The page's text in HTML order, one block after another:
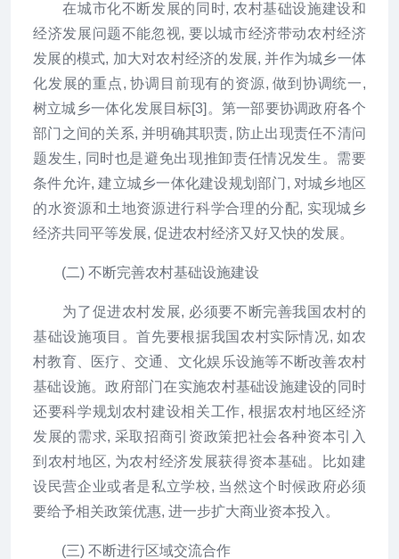
在城市化不断发展的同时, 农村基础设施建设和
经济发展问题不能忽视, 要以城市经济带动农村经济
发展的模式, 加大对农村经济的发展, 并作为城乡一体
化发展的重点, 协调目前现有的资源, 做到协调统一,
树立城乡一体化发展目标[3]。第一部要协调政府各个
部门之间的关系, 并明确其职责, 防止出现责任不清问
题发生, 同时也是避免出现推卸责任情况发生。需要
条件允许, 建立城乡一体化建设规划部门, 对城乡地区
的水资源和土地资源进行科学合理的分配, 实现城乡
经济共同平等发展, 促进农村经济又好又快的发展。
(二) 不断完善农村基础设施建设
为了促进农村发展, 必须要不断完善我国农村的
基础设施项目。首先要根据我国农村实际情况, 如农
村教育、医疗、交通、文化娱乐设施等不断改善农村
基础设施。政府部门在实施农村基础设施建设的同时
还要科学规划农村建设相关工作, 根据农村地区经济
发展的需求, 采取招商引资政策把社会各种资本引入
到农村地区, 为农村经济发展获得资本基础。比如建
设民营企业或者是私立学校, 当然这个时候政府必须
要给予相关政策优惠, 进一步扩大商业资本投入。
(三) 不断进行区域交流合作